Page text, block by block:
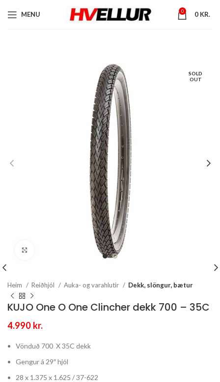
MENU 0 0 KR.
SOLD
OUT
Heim Reiðhjól Auka- og varahlutir Dekk, slöngur, bætur
KUJO One O One Clincher dekk 700 – 35C
4.990 kr.
Vönduð 700 X 35C dekk
Gengur á 29″ hjól
28 x 1.375 x 1.625 / 37-622